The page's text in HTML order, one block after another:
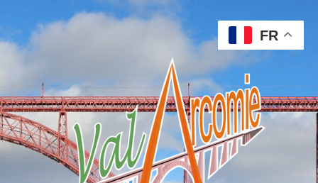
FR